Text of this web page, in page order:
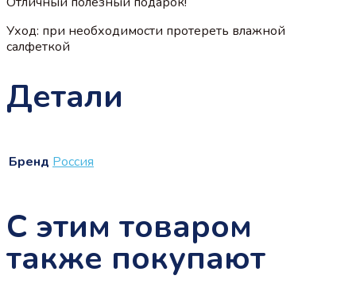
Уход: при необходимости протереть влажной
салфеткой
Детали
Бренд Россия
С этим товаром
также покупают